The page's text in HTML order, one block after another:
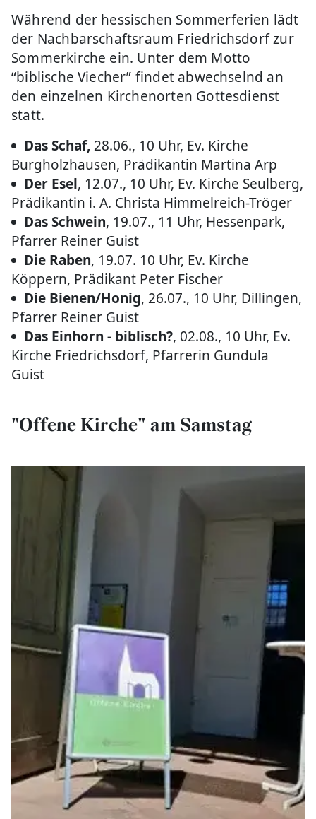
Während der hessischen Sommerferien lädt
der Nachbarschaftsraum Friedrichsdorf zur
Sommerkirche ein. Unter dem Motto
“biblische Viecher” findet abwechselnd an
den einzelnen Kirchenorten Gottesdienst
statt.
Das Schaf, 28.06., 10 Uhr, Ev. Kirche
Burgholzhausen, Prädikantin Martina Arp
Der Esel, 12.07., 10 Uhr, Ev. Kirche Seulberg,
Prädikantin i. A. Christa Himmelreich-Tröger
Das Schwein, 19.07., 11 Uhr, Hessenpark,
Pfarrer Reiner Guist
Die Raben, 19.07. 10 Uhr, Ev. Kirche
Köppern, Prädikant Peter Fischer
Die Bienen/Honig, 26.07., 10 Uhr, Dillingen,
Pfarrer Reiner Guist
Das Einhorn - biblisch?, 02.08., 10 Uhr, Ev.
Kirche Friedrichsdorf, Pfarrerin Gundula
Guist
"Offene Kirche" am Samstag